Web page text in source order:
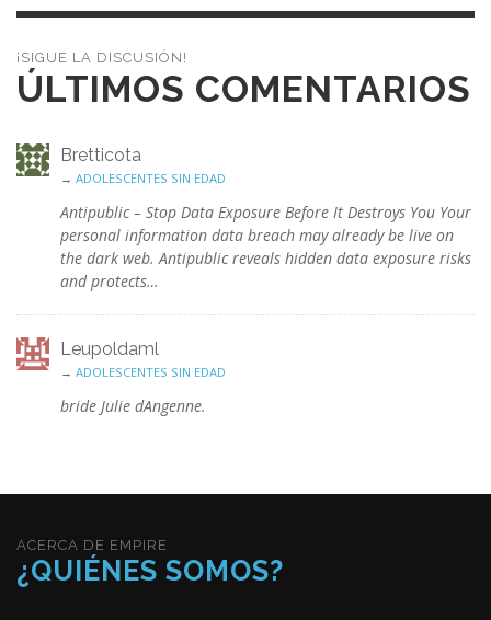
¡SIGUE LA DISCUSIÓN!
ÚLTIMOS COMENTARIOS
Bretticota
→ ADOLESCENTES SIN EDAD
Antipublic – Stop Data Exposure Before It Destroys You Your
personal information data breach may already be live on
the dark web. Antipublic reveals hidden data exposure risks
and protects…
Leupoldaml
→ ADOLESCENTES SIN EDAD
bride Julie dAngenne.
ACERCA DE EMPIRE
¿QUIÉNES SOMOS?